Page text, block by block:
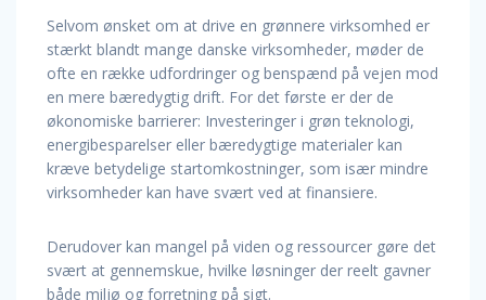
Selvom ønsket om at drive en grønnere virksomhed er
stærkt blandt mange danske virksomheder, møder de
ofte en række udfordringer og benspænd på vejen mod
en mere bæredygtig drift. For det første er der de
økonomiske barrierer: Investeringer i grøn teknologi,
energibesparelser eller bæredygtige materialer kan
kræve betydelige startomkostninger, som især mindre
virksomheder kan have svært ved at finansiere.
Derudover kan mangel på viden og ressourcer gøre det
svært at gennemskue, hvilke løsninger der reelt gavner
både miljø og forretning på sigt.